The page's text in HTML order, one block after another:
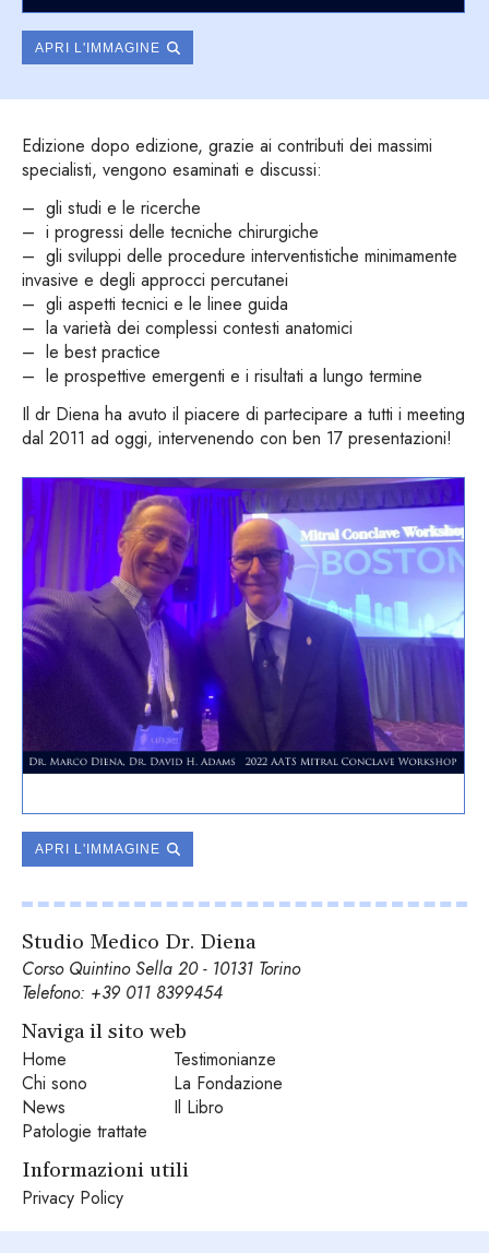
APRI L'IMMAGINE
Edizione dopo edizione, grazie ai contributi dei massimi
specialisti, vengono esaminati e discussi:
– gli studi e le ricerche
– i progressi delle tecniche chirurgiche
– gli sviluppi delle procedure interventistiche minimamente
invasive e degli approcci percutanei
– gli aspetti tecnici e le linee guida
– la varietà dei complessi contesti anatomici
– le best practice
– le prospettive emergenti e i risultati a lungo termine
Il dr Diena ha avuto il piacere di partecipare a tutti i meeting
dal 2011 ad oggi, intervenendo con ben 17 presentazioni!
APRI L'IMMAGINE
Studio Medico Dr. Diena
Corso Quintino Sella 20 - 10131 Torino
Telefono: +39 011 8399454
Naviga il sito web
Home
Chi sono
News
Patologie trattate
Testimonianze
La Fondazione
Il Libro
Informazioni utili
Privacy Policy